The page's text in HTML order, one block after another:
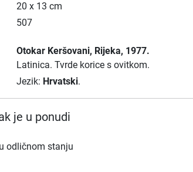
20 x 13 cm
507
Otokar Keršovani, Rijeka, 1977.
Latinica. Tvrde korice s ovitkom.
Jezik: Hrvatski.
je u ponudi
odličnom stanju